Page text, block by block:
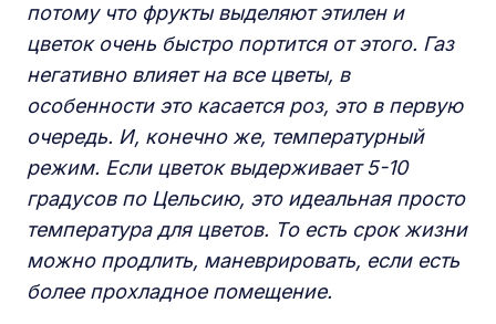
потому что фрукты выделяют этилен и
цветок очень быстро портится от этого. Газ
негативно влияет на все цветы, в
особенности это касается роз, это в первую
очередь. И, конечно же, температурный
режим. Если цветок выдерживает 5-10
градусов по Цельсию, это идеальная просто
температура для цветов. То есть срок жизни
можно продлить, маневрировать, если есть
более прохладное помещение.